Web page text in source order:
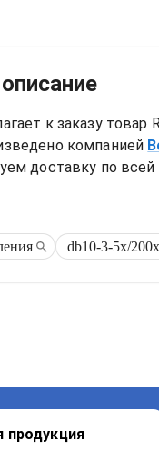
к заказу товар
компанией
доставку по
db10-3-5x/
продукция